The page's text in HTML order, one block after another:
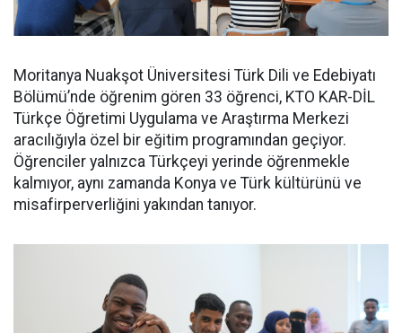
Moritanya Nuakşot Üniversitesi Türk Dili ve Edebiyatı
Bölümü’nde öğrenim gören 33 öğrenci, KTO KAR-DİL
Türkçe Öğretimi Uygulama ve Araştırma Merkezi
aracılığıyla özel bir eğitim programından geçiyor.
Öğrenciler yalnızca Türkçeyi yerinde öğrenmekle
kalmıyor, aynı zamanda Konya ve Türk kültürünü ve
misafirperverliğini yakından tanıyor.